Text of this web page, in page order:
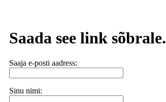
Saada see link sõbrale.
Saaja e-posti aadress:
Sinu nimi: